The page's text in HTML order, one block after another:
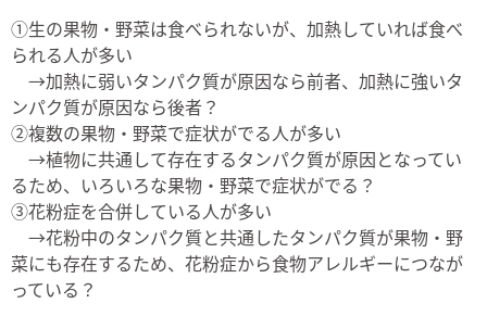
①生の果物・野菜は食べられないが、加熱していれば食べ
られる人が多い
→加熱に弱いタンパク質が原因なら前者、加熱に強いタ
ンパク質が原因なら後者？
②複数の果物・野菜で症状がでる人が多い
→植物に共通して存在するタンパク質が原因となってい
るため、いろいろな果物・野菜で症状がでる？
③花粉症を合併している人が多い
→花粉中のタンパク質と共通したタンパク質が果物・野
菜にも存在するため、花粉症から食物アレルギーにつなが
っている？